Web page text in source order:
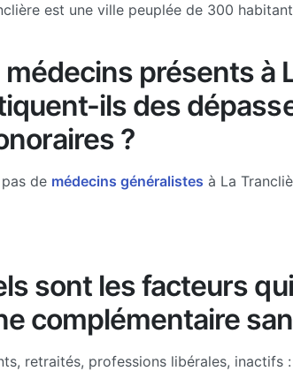
est une ville peuplée de 300
médecins présents à
ils des
?
de médecins généralistes à La
sont les facteurs
complémentaire
retraités, professions libérales, inactifs